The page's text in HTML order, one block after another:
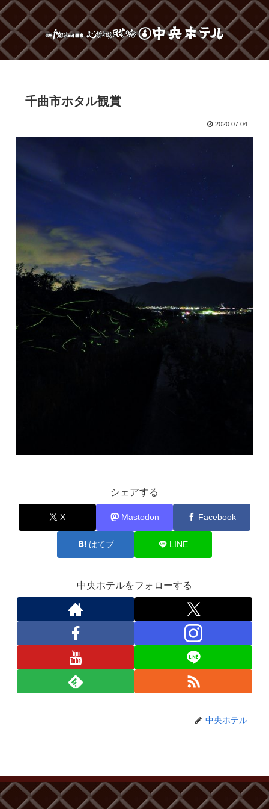
千曲市ホタル観賞
2020.07.04
シェアする
X Mastodon Facebook
はてブ LINE
中央ホテルをフォローする
中央ホテル